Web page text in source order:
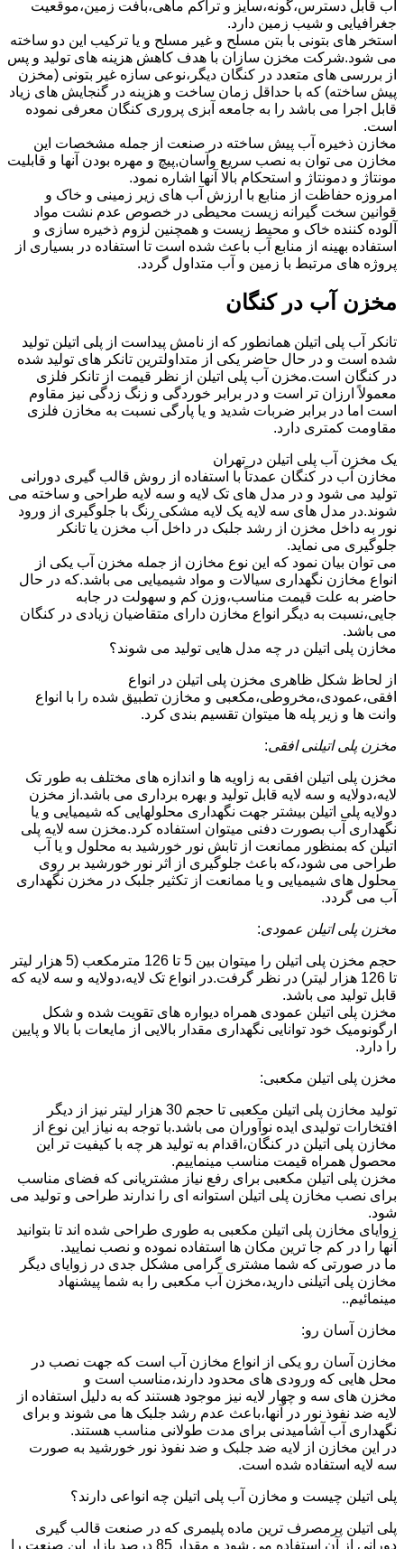
آب قابل دسترس،گونه،سایز و تراکم ماهی،بافت زمین،موقعیت
جغرافیایی و شیب زمین دارد.
استخر های بتونی با بتن مسلح و غیر مسلح و یا ترکیب این دو ساخته
می شود.شرکت مخزن سازان با هدف کاهش هزینه های تولید و پس
از بررسی های متعدد در کنگان دیگر،نوعی سازه غیر بتونی (مخزن
پیش ساخته) که با حداقل زمان ساخت و هزینه در گنجایش های زیاد
قابل اجرا می باشد را به جامعه آبزی پروری کنگان معرفی نموده
است.
مخازن ذخیره آب پیش ساخته در صنعت از جمله مشخصات این
مخازن می توان به نصب سریع وآسان,پیچ و مهره بودن آنها و قابلیت
مونتاژ و دمونتاژ و استحکام بالا آنها اشاره نمود.
امروزه حفاظت از منابع با ارزش آب های زیر زمینی و خاک و
قوانین سخت گیرانه زیست محیطی در خصوص عدم نشت مواد
آلوده کننده خاک و محیط زیست و همچنین لزوم ذخیره سازی و
استفاده بهینه از منابع آب باعث شده است تا استفاده در بسیاری از
پروژه های مرتبط با زمین و آب متداول گردد.
مخزن آب در کنگان
تانکر آب پلی اتیلن همانطور که از نامش پیداست از پلی اتیلن تولید
شده است و در حال حاضر یکی از متداولترین تانکر های تولید شده
در کنگان است.مخزن آب پلی اتیلن از نظر قیمت از تانکر فلزی
معمولاً ارزان تر است و در برابر خوردگی و زنگ زدگی نیز مقاوم
است اما در برابر ضربات شدید و یا پارگی نسبت به مخازن فلزی
مقاومت کمتری دارد.
یک مخزن آب پلی اتیلن در تهران
مخازن آب در کنگان عمدتاً با استفاده از روش قالب گیری دورانی
تولید می شود و در مدل های تک لایه و سه لایه طراحی و ساخته می
شوند.در مدل های سه لایه یک لایه مشکی رنگ با جلوگیری از ورود
نور به داخل مخزن از رشد جلبک در داخل آب مخزن یا تانکر
جلوگیری می نماید.
می توان بیان نمود که این نوع مخازن از جمله مخزن آب یکی از
انواع مخازن نگهداری سیالات و مواد شیمیایی می باشد.که در حال
حاضر به علت قیمت مناسب،وزن کم و سهولت در جابه
جایی،نسبت به دیگر انواع مخازن دارای متقاضیان زیادی در کنگان
می باشد.
مخازن پلی اتیلن در چه مدل هایی تولید می شوند؟
از لحاظ شکل ظاهری مخزن پلی اتیلن در انواع
افقی،عمودی،مخروطی،مکعبی و مخازن تطبیق شده را با انواع
وانت ها و زیر پله ها میتوان تقسیم بندی کرد.
مخزن پلی اتیلنی افقی:
مخزن پلی اتیلن افقی به زاویه ها و اندازه های مختلف به طور تک
لایه،دولایه و سه لایه قابل تولید و بهره برداری می باشد.از مخزن
دولایه پلی اتیلن بیشتر جهت نگهداری محلولهایی که شیمیایی و یا
نگهداری آب بصورت دفنی میتوان استفاده کرد.مخزن سه لایه پلی
اتیلن که بمنظور ممانعت از تابش نور خورشید به محلول و یا آب
طراحی می شود،که باعث جلوگیری از اثر نور خورشید بر روی
محلول های شیمیایی و یا ممانعت از تکثیر جلبک در مخزن نگهداری
آب می گردد.
مخزن پلی اتیلن عمودی:
حجم مخزن پلی اتیلن را میتوان بین 5 تا 126 مترمکعب (5 هزار لیتر
تا 126 هزار لیتر) در نظر گرفت.در انواع تک لایه،دولایه و سه لایه که
قابل تولید می باشد.
مخزن پلی اتیلن عمودی همراه دیواره های تقویت شده و شکل
ارگونومیک خود توانایی نگهداری مقدار بالایی از مایعات با بالا و پایین
را دارد.
مخزن پلی اتیلن مکعبی:
تولید مخازن پلی اتیلن مکعبی تا حجم 30 هزار لیتر نیز از دیگر
افتخارات تولیدی ایده نوآوران می باشد.با توجه به نیاز این نوع از
مخازن پلی اتیلن در کنگان،اقدام به تولید هر چه با کیفیت تر این
محصول همراه قیمت مناسب مینماییم.
مخزن پلی اتیلن مکعبی برای رفع نیاز مشتریانی که فضای مناسب
برای نصب مخازن پلی اتیلن استوانه ای را ندارند طراحی و تولید می
شود.
زوایای مخازن پلی اتیلن مکعبی به طوری طراحی شده اند تا بتوانید
آنها را در کم جا ترین مکان ها استفاده نموده و نصب نمایید.
ما در صورتی که شما مشتری گرامی مشکل جدی در زوایای دیگر
مخازن پلی اتیلنی دارید،مخزن آب مکعبی را به شما پیشنهاد
مینمائیم..
مخازن آسان رو:
مخازن آسان رو یکی از انواع مخازن آب است که جهت نصب در
محل هایی که ورودی های محدود دارند،مناسب است و
مخزن های سه و چهار لایه نیز موجود هستند که به دلیل استفاده از
لایه ضد نفوذ نور در آنها،باعث عدم رشد جلبک ها می شوند و برای
نگهداری آب آشامیدنی برای مدت طولانی مناسب هستند.
در این مخازن از لایه ضد جلبک و ضد نفوذ نور خورشید به صورت
سه لایه استفاده شده است.
پلی اتیلن چیست و مخازن آب پلی اتیلن چه انواعی دارند؟
پلی اتیلن پرمصرف ترین ماده پلیمری که در صنعت قالب گیری
دورانی از آن استفاده می شود و مقدار 85 درصد بازار این صنعت را